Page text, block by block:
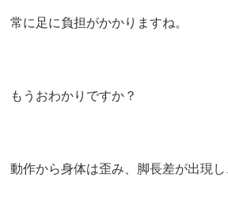
常に足に負担がかかりますね。
もうおわかりですか？
動作から身体は歪み、脚長差が出現し